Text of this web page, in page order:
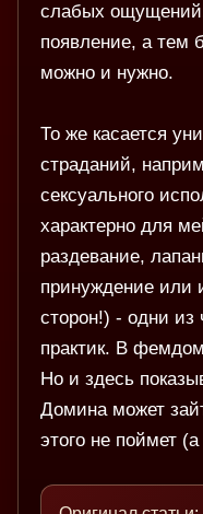
слабых
появление, а тем
можно и нужно.
То же касается
страданий,
сексуального
характерно для
раздевание,
принуждение или
сторон!) - одни
практик. В
Но и здесь
Домина может
этого не поймет